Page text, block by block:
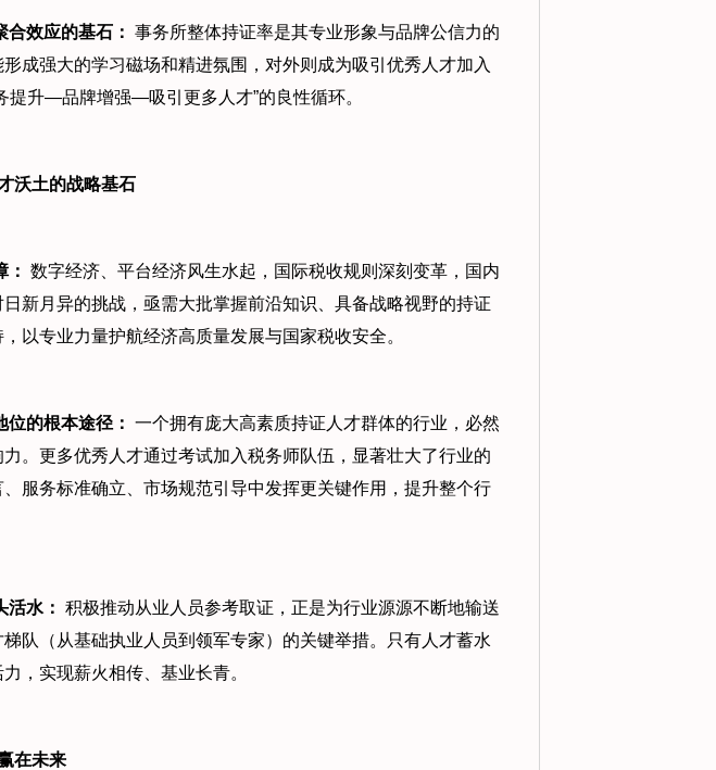
效应的基石： 事务所整体持证率是其专业形象与品牌公信力的
成强大的学习磁场和精进氛围，对外则成为吸引优秀人才加入
提升—品牌增强—吸引更多人才”的良性循环。
沃土的战略基石
数字经济、平台经济风生水起，国际税收规则深刻变革，国内
新月异的挑战，亟需大批掌握前沿知识、具备战略视野的持证
以专业力量护航经济高质量发展与国家税收安全。
的根本途径： 一个拥有庞大高素质持证人才群体的行业，必然
。更多优秀人才通过考试加入税务师队伍，显著壮大了行业的
服务标准确立、市场规范引导中发挥更关键作用，提升整个行
水： 积极推动从业人员参考取证，正是为行业源源不断地输送
队（从基础执业人员到领军专家）的关键举措。只有人才蓄水
，实现薪火相传、基业长青。
在未来